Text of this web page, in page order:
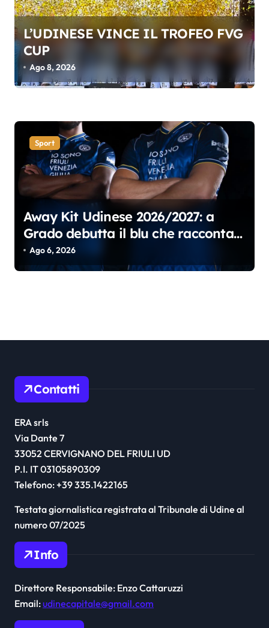
L’UDINESE VINCE IL TROFEO FVG
CUP
Ago 8, 2026
Sport
Away Kit Udinese 2026/2027: a
Grado debutta il blu che racconta il
Friuli
Ago 6, 2026
Contatti
ERA srls
Via Dante 7
33052 CERVIGNANO DEL FRIULI UD
P.I. IT 03105890309
Telefono: +39 335.1422165
Testata giornalistica registrata al Tribunale di Udine al
numero 07/2025
Info
Direttore Responsabile: Enzo Cattaruzzi
Email:udinecapitale@gmail.com